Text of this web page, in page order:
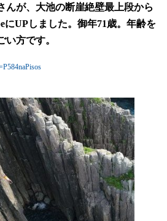
んが、大池の断崖絶壁最上段から
にUPしました。御年71歳。年齢を
方です。